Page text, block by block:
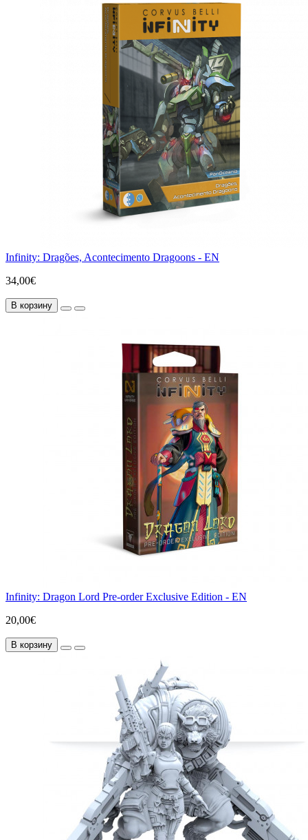
Infinity: Dragões, Acontecimento Dragoons - EN
34,00€
В корзину
Infinity: Dragon Lord Pre-order Exclusive Edition - EN
20,00€
В корзину